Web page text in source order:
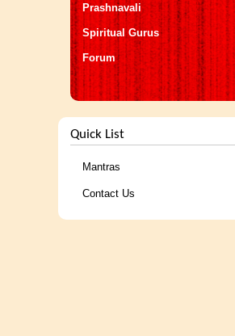
Prashnavali
Spiritual Gurus
Forum
Quick List
Mantras
Contact Us